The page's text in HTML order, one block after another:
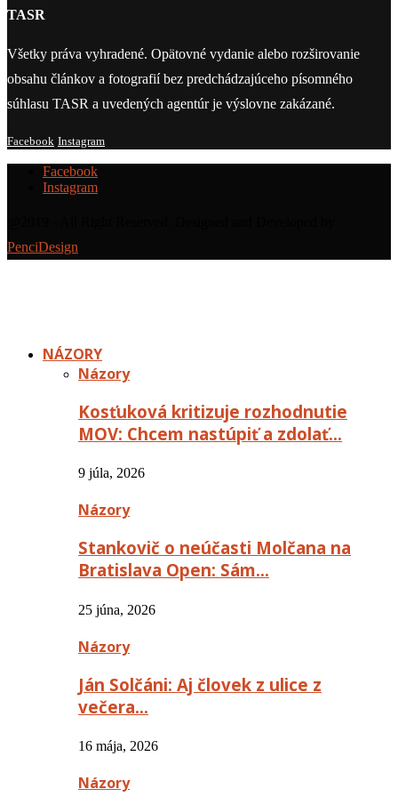
TASR
Všetky práva vyhradené. Opätovné vydanie alebo rozširovanie
obsahu článkov a fotografií bez predchádzajúceho písomného
súhlasu TASR a uvedených agentúr je výslovne zakázané.
Facebook Instagram
Facebook
Instagram
PenciDesign
NÁZORY
Názory
Kosťuková kritizuje rozhodnutie
MOV: Chcem nastúpiť a zdolať…
9 júla, 2026
Názory
Stankovič o neúčasti Molčana na
Bratislava Open: Sám…
25 júna, 2026
Názory
Ján Solčáni: Aj človek z ulice z
večera…
16 mája, 2026
Názory